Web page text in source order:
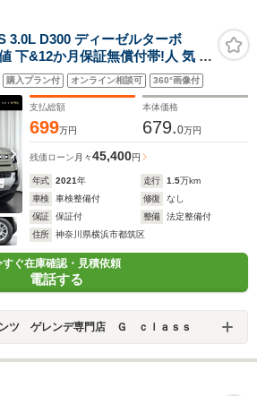
D300 ディーゼルターボ
下&12か月保証無償付帯!人 気 パ
スペンション仕様
360度カメラ カーキレザーシ
サイドステップ ルーフキャリア
購入プラン付 オンライン相談可 360°画像付
支払総額
699万円
本体価格
679.0万円
残価ローン 月々45,400円
年式 2021年 走行 1.5万km
車検
車検整備付 修復
なし
保証
保証付 整備
法定整備付
住所
神奈川県横浜市都筑区
すぐ在庫確認・見積依頼
電話する
ンツ ゲレンデ専門店 Ｇ ｃｌａｓｓ